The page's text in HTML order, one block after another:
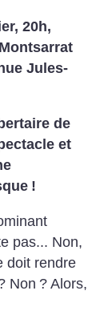
20h,
Jules-
de
et
!
pas... Non,
doit rendre
Non ? Alors,